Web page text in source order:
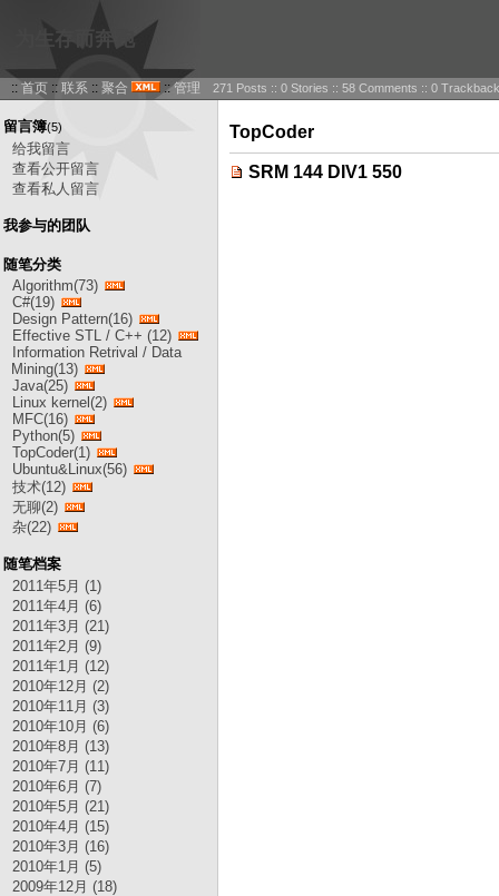
为生存而奔跑
:: 首页 :: 联系 :: 聚合 ::管理 271 Posts :: 0 Stories :: 58 Comments :: 0
留言簿(5)
给我留言
查看公开留言
查看私人留言
我参与的团队
随笔分类
Algorithm(73)
C#(19)
Design Pattern(16)
Effective STL / C++ (12)
Information Retrival / Data
Mining(13)
Java(25)
Linux kernel(2)
MFC(16)
Python(5)
TopCoder(1)
Ubuntu&Linux(56)
技术(12)
无聊(2)
杂(22)
随笔档案
2011年5月 (1)
2011年4月 (6)
2011年3月 (21)
2011年2月 (9)
2011年1月 (12)
2010年12月 (2)
2010年11月 (3)
2010年10月 (6)
2010年8月 (13)
2010年7月 (11)
2010年6月 (7)
2010年5月 (21)
2010年4月 (15)
2010年3月 (16)
2010年1月 (5)
2009年12月 (18)
TopCoder
SRM 144 DIV1 550